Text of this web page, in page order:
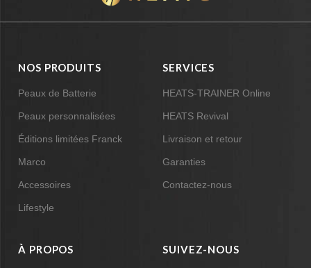
NOS PRODUITS
Peaux de Batterie
Peaux personnalisées
Éditions limitées Franck
Marco
Accessoires
Lifestyle
SERVICES
HEATS-TRAINER Online
HEATS Revival
Livraison et retour
Garanties
Contactez-nous
À PROPOS SUIVEZ-NOUS